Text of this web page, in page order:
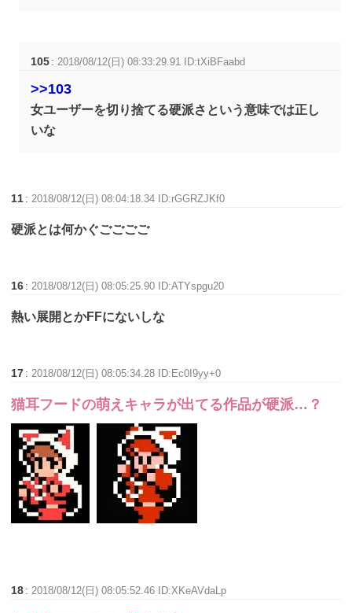
105 :2018/08/12(日) 08:33:29.91 ID:tXiBFaabd
>>103
女ユーザーを切り捨てる硬派さという意味では正し
いな
11 :2018/08/12(日) 08:04:18.34 ID:rGGRZJKf0
硬派とは何かぐごごごご
16 :2018/08/12(日) 08:05:25.90 ID:ATYspgu20
熱い展開とかFFにないしな
17 :2018/08/12(日) 08:05:34.28 ID:Ec0I9yy+0
猫耳フードの萌えキャラが出てる作品が硬派…？
18 :2018/08/12(日) 08:05:52.46 ID:XKeAVdaLp